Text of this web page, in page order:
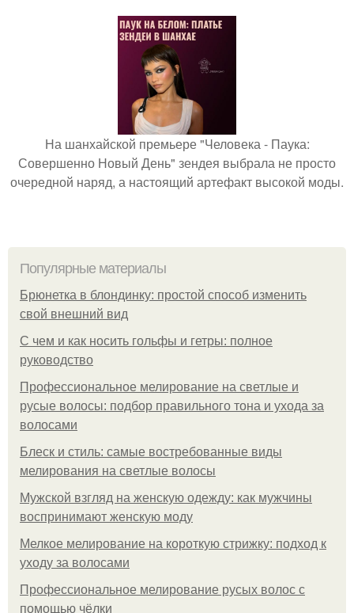
На шанхайской премьере "Человека - Паука:
Совершенно Новый День" зендея выбрала не просто
очередной наряд, а настоящий артефакт высокой моды.
Популярные материалы
Брюнетка в блондинку: простой способ изменить
свой внешний вид
С чем и как носить гольфы и гетры: полное
руководство
Профессиональное мелирование на светлые и
русые волосы: подбор правильного тона и ухода за
волосами
Блеск и стиль: самые востребованные виды
мелирования на светлые волосы
Мужской взгляд на женскую одежду: как мужчины
воспринимают женскую моду
Мелкое мелирование на короткую стрижку: подход к
уходу за волосами
Профессиональное мелирование русых волос с
помощью чёлки